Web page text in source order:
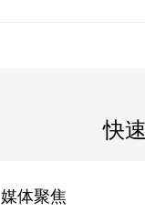
快
媒体聚焦